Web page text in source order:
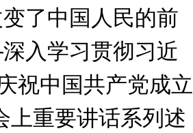
了中国人民的前
入学习贯彻习近
祝中国共产党成立
上重要讲话系列述